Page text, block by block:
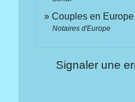
Couples en Europe
Notaires d'Europe
Signaler une